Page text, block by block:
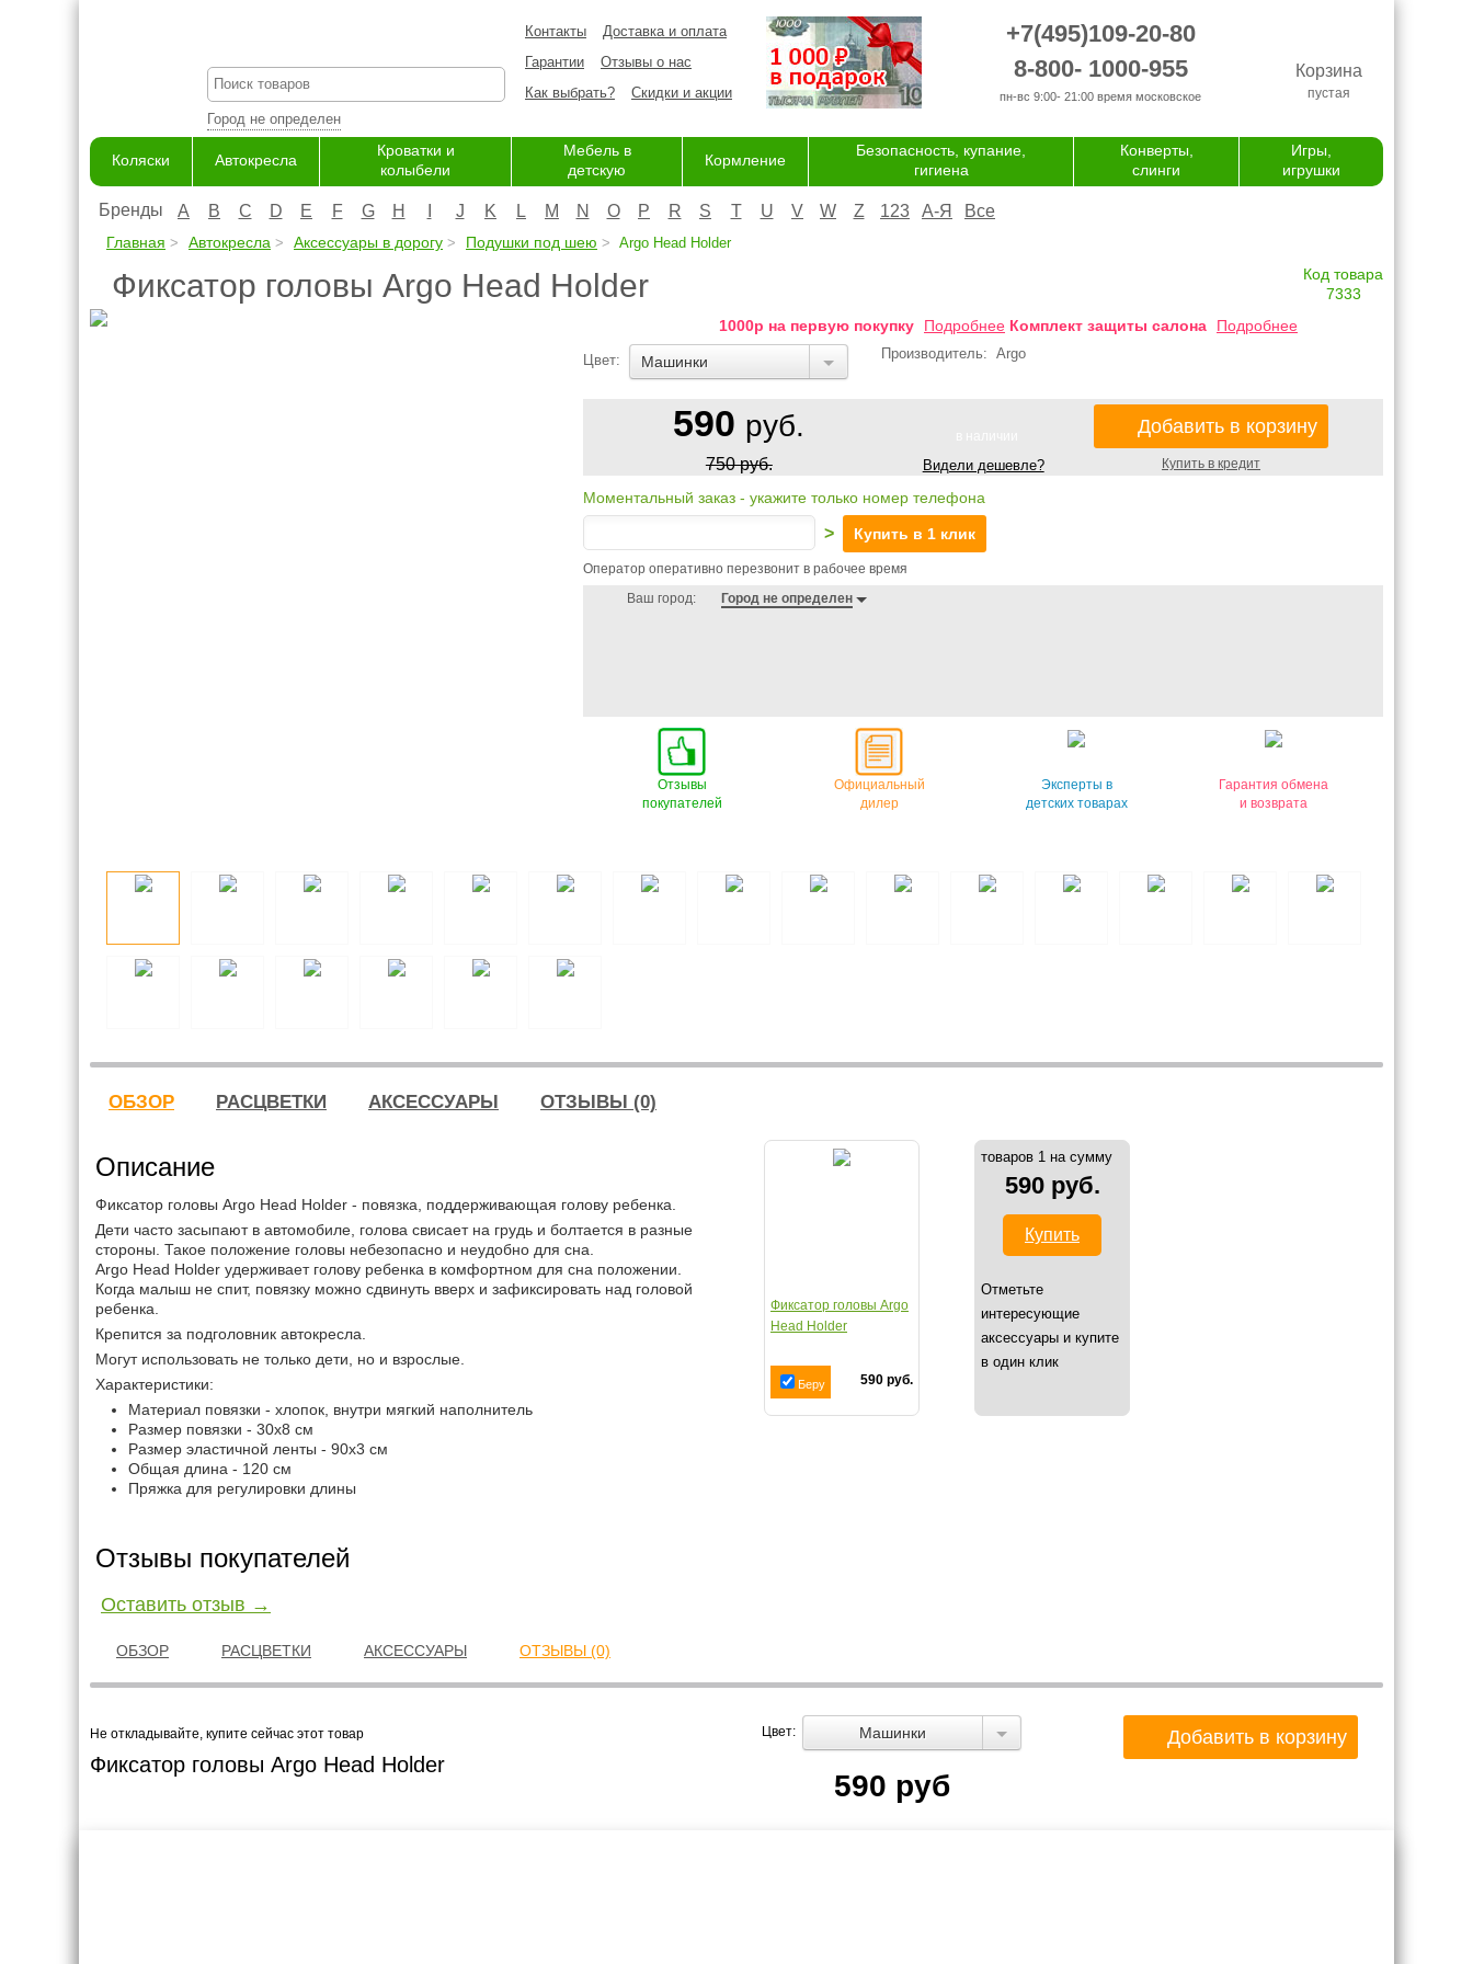
Город не определен
Контакты
Доставка и оплата
Гарантии
Отзывы о нас
Как выбрать?
Скидки и акции
+7(495)109-20-80
8-800- 1000-955
пн-вс 9:00- 21:00 время московское
Корзина
пустая
Коляски Автокресла
Кроватки и
колыбели
Мебель в
детскую
Кормление
Безопасность, купание,
гигиена
Конверты,
слинги
Игры,
игрушки
Бренды A B C D E F G H J K L M N O P R S T U V W Z 123 А-Я Все
Главная Автокресла Аксессуары в дорогу Подушки под шею Argo Head Holder
Фиксатор головы Argo Head Holder
Код товара
7333
1000р на первую покупку Подробнее Комплект защиты салона Подробнее
Цвет: Машинки Производитель: Argo
590 руб.
750 руб. Видели дешевле?
Добавить в корзину
Купить в кредит
Моментальный заказ - укажите только номер телефона
> Купить в 1 клик
Оператор оперативно перезвонит в рабочее время
Ваш город:
Город не определен
Отзывы
покупателей
Официальный
дилер
Эксперты в
детских товарах
Гарантия обмена
и возврата
ОБЗОР РАСЦВЕТКИ АКСЕССУАРЫ ОТЗЫВЫ (0)
Описание
Фиксатор головы Argo Head Holder - повязка, поддерживающая голову ребенка.
Дети часто засыпают в автомобиле, голова свисает на грудь и болтается в разные
стороны. Такое положение головы небезопасно и неудобно для сна.
Argo Head Holder удерживает голову ребенка в комфортном для сна положении.
Когда малыш не спит, повязку можно сдвинуть вверх и зафиксировать над головой
ребенка.
Крепится за подголовник автокресла.
Могут использовать не только дети, но и взрослые.
Характеристики:
Материал повязки - хлопок, внутри мягкий наполнитель
Размер повязки - 30х8 см
Размер эластичной ленты - 90х3 см
Общая длина - 120 см
Пряжка для регулировки длины
Отзывы покупателей
Оставить отзыв →
Фиксатор головы Argo
Head Holder
Беру 590 руб.
товаров 1 на сумму
590 руб.
Купить
Отметьте
интересующие
аксессуары и купите
в один клик
ОБЗОР РАСЦВЕТКИ АКСЕССУАРЫ ОТЗЫВЫ (0)
Не откладывайте, купите сейчас этот товар
Фиксатор головы Argo Head Holder
Цвет: Машинки
590 руб
Добавить в корзину